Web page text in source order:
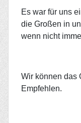
Es war für uns
die Großen in
wenn nicht
Wir können das
Empfehlen.